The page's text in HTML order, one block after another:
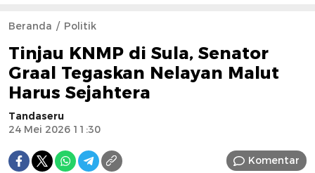
Beranda Politik
Tinjau KNMP di Sula, Senator
Graal Tegaskan Nelayan Malut
Harus Sejahtera
Tandaseru
24 Mei 2026 11:30
Komentar